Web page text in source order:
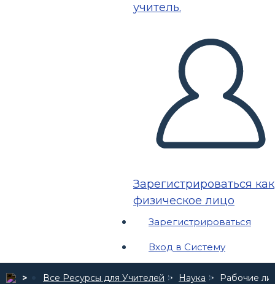
учитель.
Зарегистрироваться как
физическое лицо
Зарегистрироваться
Вход в Систему
Все Ресурсы для Учителей Наука Рабочие